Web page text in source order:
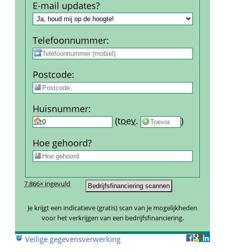
7.866× ingevuld
Je krijgt een indicatieve (gratis) scan van je mogelijkheden
voor het verkrijgen van een bedrijfsfinanciering.
E-mail updates?
Telefoon­nummer:
Post­code:
Huis­nummer:
(toev.
)
Hoe gehoord?
Veilige gegevensverwerking